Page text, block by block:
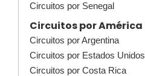
Circuitos por Senegal
Circuitos por América
Circuitos por Argentina
Circuitos por Estados Unidos
Circuitos por Costa Rica